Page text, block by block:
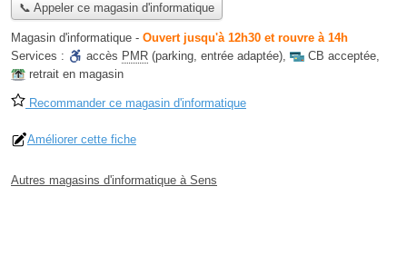
📞 Appeler ce magasin d'informatique
Magasin d'informatique - Ouvert jusqu'à 12h30 et rouvre à 14h
Services :
accès PMR (parking, entrée adaptée), CB acceptée,
retrait en magasin
Recommander ce magasin d'informatique
Améliorer cette fiche
Autres magasins d'informatique à Sens